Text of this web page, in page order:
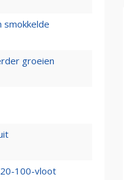
smokkelde
groeien
100-vloot